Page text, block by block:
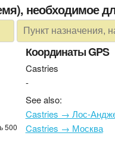
(время),
500
Координаты GPS
Castries
-
See also:
Castries → Лос-
Castries → Москва